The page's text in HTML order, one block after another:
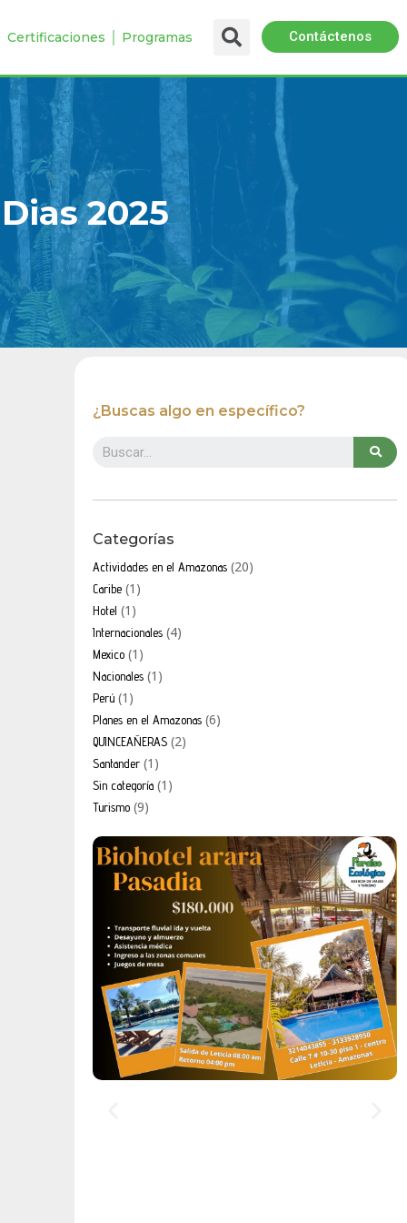
Certificaciones │ Programas Contáctenos
2025
¿Buscas algo en específico?
Categorías
Actividades en el Amazonas(20)
Caribe(1)
Hotel (1)
Internacionales(4)
Mexico(1)
Nacionales(1)
Perú(1)
Planes en el Amazonas(6)
QUINCEAÑERAS(2)
Santander(1)
Sin categoría(1)
Turismo(9)